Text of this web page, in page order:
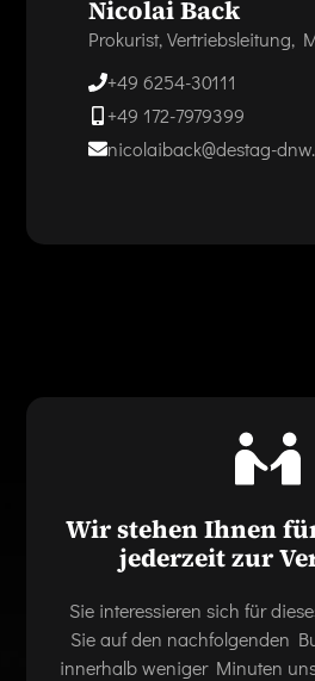
Nicolai Back
Prokurist, Vertriebsleitung,
+49 6254-30111
+49 172-7979399
nicolaiback@destag-
Wir stehen Ihnen
jederzeit zur
Sie interessieren sich für
Sie auf den nachfolgenden
innerhalb weniger Minuten